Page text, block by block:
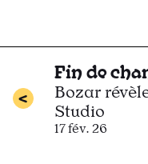
Fin de
Bozar
Studio
17 fév. 26